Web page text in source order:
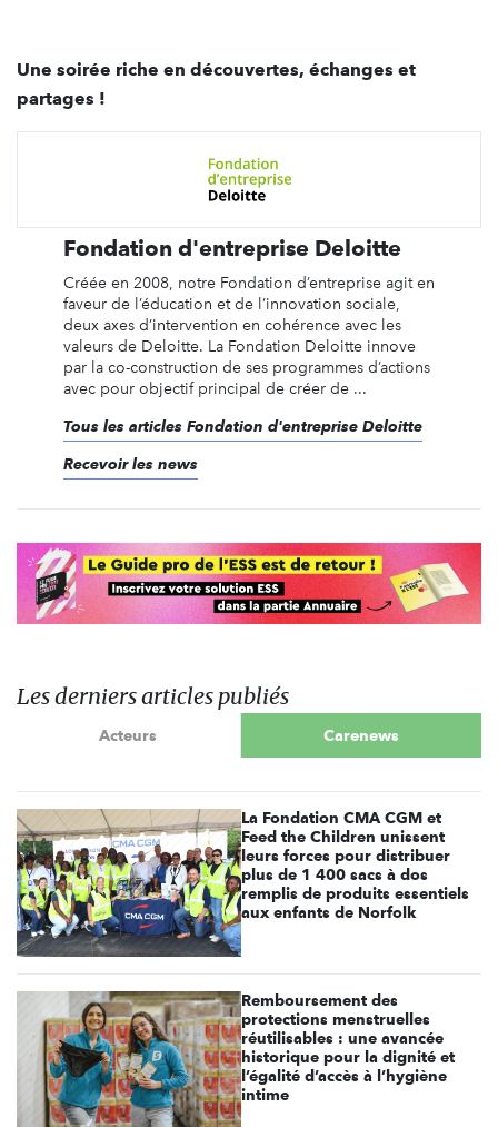
Une soirée riche en découvertes, échanges et
partages !
Fondation d'entreprise Deloitte
Créée en 2008, notre Fondation d’entreprise agit en
faveur de l’éducation et de l’innovation sociale,
deux axes d’intervention en cohérence avec les
valeurs de Deloitte. La Fondation Deloitte innove
par la co-construction de ses programmes d’actions
avec pour objectif principal de créer de ...
Tous les articles Fondation d'entreprise Deloitte
Recevoir les news
Les derniers articles publiés
Acteurs Carenews
La Fondation CMA CGM et
Feed the Children unissent
leurs forces pour distribuer
plus de 1 400 sacs à dos
remplis de produits essentiels
aux enfants de Norfolk
Remboursement des
protections menstruelles
réutilisables : une avancée
historique pour la dignité et
l’égalité d’accès à l’hygiène
intime